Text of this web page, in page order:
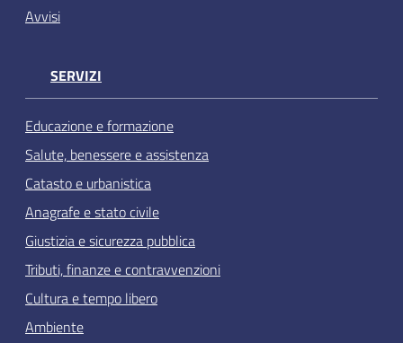
Avvisi
SERVIZI
Educazione e formazione
Salute, benessere e assistenza
Catasto e urbanistica
Anagrafe e stato civile
Giustizia e sicurezza pubblica
Tributi, finanze e contravvenzioni
Cultura e tempo libero
Ambiente